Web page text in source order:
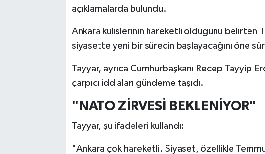
açıklamalarda bulundu.
Ankara kulislerinin hareketli olduğunu belirten
siyasette yeni bir sürecin başlayacağını öne
Tayyar, ayrıca Cumhurbaşkanı Recep Tayyip
çarpıcı iddiaları gündeme taşıdı.
"NATO ZİRVESİ BEKLENİYOR"
Tayyar, şu ifadeleri kullandı:
"Ankara çok hareketli. Siyaset, özellikle